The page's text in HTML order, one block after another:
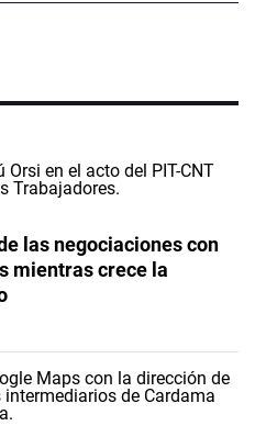
las negociaciones con
mientras crece la